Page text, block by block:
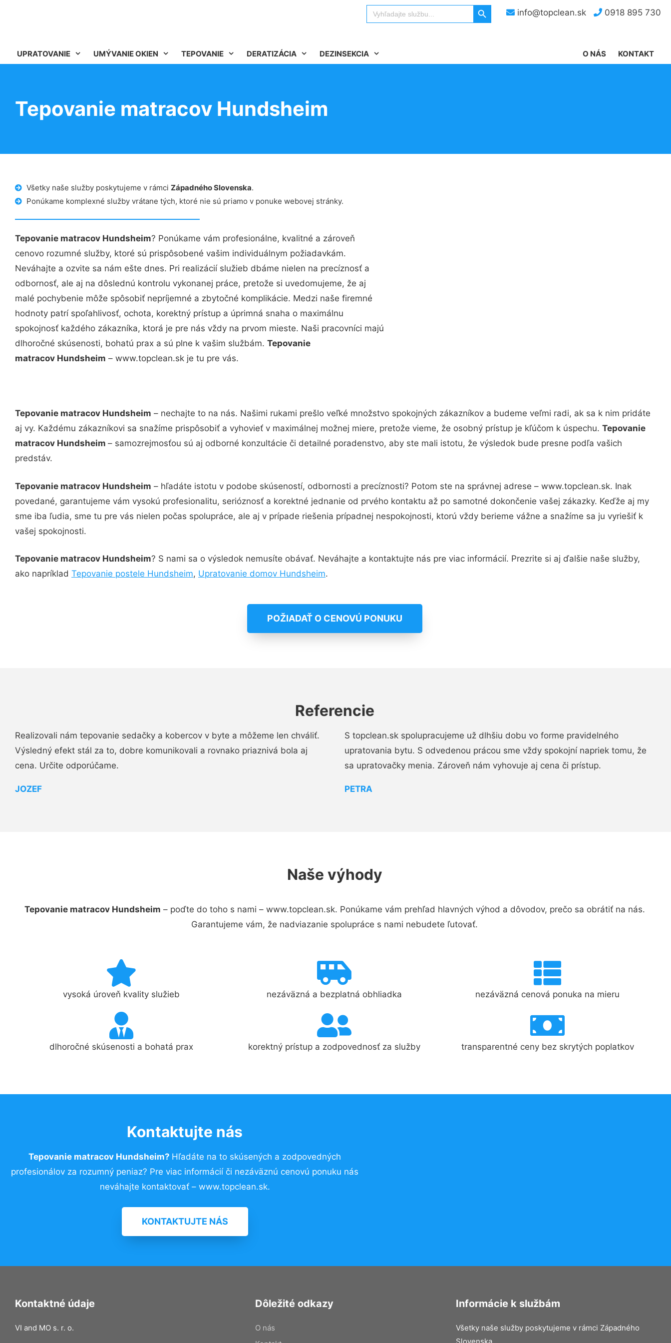
info@topclean.sk 0918 895 730
Search
for:
Search Button
UPRATOVANIE UMÝVANIE OKIEN TEPOVANIE DERATIZÁCIA DEZINSEKCIA KONTAKT
O NÁS
Tepovanie matracov Hundsheim
Všetky naše služby poskytujeme v rámci Západného Slovenska.
Ponúkame komplexné služby vrátane tých, ktoré nie sú priamo v ponuke webovej stránky.
Tepovanie matracov Hundsheim? Ponúkame vám profesionálne, kvalitné a zároveň
cenovo rozumné služby, ktoré sú prispôsobené vašim individuálnym požiadavkám.
Neváhajte a ozvite sa nám ešte dnes. Pri realizácií služieb dbáme nielen na precíznosť a
odbornosť, ale aj na dôslednú kontrolu vykonanej práce, pretože si uvedomujeme, že aj
malé pochybenie môže spôsobiť nepríjemné a zbytočné komplikácie. Medzi naše firemné
hodnoty patrí spoľahlivosť, ochota, korektný prístup a úprimná snaha o maximálnu
spokojnosť každého zákazníka, ktorá je pre nás vždy na prvom mieste. Naši pracovníci majú
dlhoročné skúsenosti, bohatú prax a sú plne k vašim službám. Tepovanie
matracov Hundsheim – www.topclean.sk je tu pre vás.
Tepovanie matracov Hundsheim – nechajte to na nás. Našimi rukami prešlo veľké množstvo spokojných zákazníkov a budeme veľmi radi, ak sa k nim pridáte
aj vy. Každému zákazníkovi sa snažíme prispôsobiť a vyhovieť v maximálnej možnej miere, pretože vieme, že osobný prístup je kľúčom k úspechu. Tepovanie
matracov Hundsheim – samozrejmosťou sú aj odborné konzultácie či detailné poradenstvo, aby ste mali istotu, že výsledok bude presne podľa vašich
predstáv.
Tepovanie matracov Hundsheim – hľadáte istotu v podobe skúseností, odbornosti a precíznosti? Potom ste na správnej adrese – www.topclean.sk. Inak
povedané, garantujeme vám vysokú profesionalitu, serióznosť a korektné jednanie od prvého kontaktu až po samotné dokončenie vašej zákazky. Keďže aj my
sme iba ľudia, sme tu pre vás nielen počas spolupráce, ale aj v prípade riešenia prípadnej nespokojnosti, ktorú vždy berieme vážne a snažíme sa ju vyriešiť k
vašej spokojnosti.
Tepovanie matracov Hundsheim? S nami sa o výsledok nemusíte obávať. Neváhajte a kontaktujte nás pre viac informácií. Prezrite si aj ďalšie naše služby,
ako napríklad Tepovanie postele Hundsheim, Upratovanie domov Hundsheim.
POŽIADAŤ O CENOVÚ PONUKU
Referencie
Realizovali nám tepovanie sedačky a kobercov v byte a môžeme len chváliť.
Výsledný efekt stál za to, dobre komunikovali a rovnako priaznivá bola aj
cena. Určite odporúčame.
JOZEF
S topclean.sk spolupracujeme už dlhšiu dobu vo forme pravidelného
upratovania bytu. S odvedenou prácou sme vždy spokojní napriek tomu, že
sa upratovačky menia. Zároveň nám vyhovuje aj cena či prístup.
PETRA
Naše výhody
Tepovanie matracov Hundsheim – poďte do toho s nami – www.topclean.sk. Ponúkame vám prehľad hlavných výhod a dôvodov, prečo sa obrátiť na nás.
Garantujeme vám, že nadviazanie spolupráce s nami nebudete ľutovať.
vysoká úroveň kvality služieb nezáväzná a bezplatná obhliadka nezáväzná cenová ponuka na mieru
dlhoročné skúsenosti a bohatá prax korektný prístup a zodpovednosť za služby transparentné ceny bez skrytých poplatkov
Kontaktujte nás
Tepovanie matracov Hundsheim? Hľadáte na to skúsených a zodpovedných
profesionálov za rozumný peniaz? Pre viac informácií či nezáväznú cenovú ponuku nás
neváhajte kontaktovať – www.topclean.sk.
KONTAKTUJTE NÁS
Kontaktné údaje
VI and MO s. r. o.
Dôležité odkazy
O nás
Informácie k službám
Všetky naše služby poskytujeme v rámci Západného
Slovenska.